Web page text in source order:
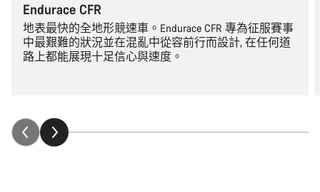
Endurace CFR
地表最快的全地形競速車。Endurace CFR 專為征服賽事
中最艱難的狀況並在混亂中從容前行而設計, 在任何道
路上都能展現十足信心與速度。